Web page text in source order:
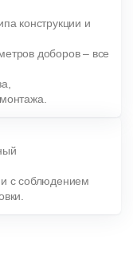
конструкции и
доборов – все
и с соблюдением